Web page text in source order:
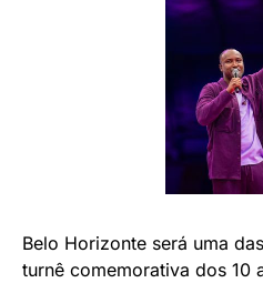
Belo Horizonte será uma
turnê comemorativa dos 10